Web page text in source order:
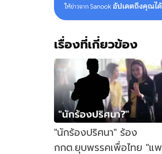
เรื่องที่เกี่ยวข้อง
"นักร้องปริศนา" ร้อง
กกต.ยุบพรรคเพื่อไทย "แพ